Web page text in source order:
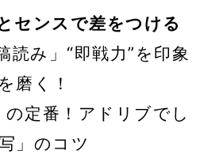
センスで差をつける
読み」“即戦力”を印象
磨く！
定番！アドリブでし
」のコツ